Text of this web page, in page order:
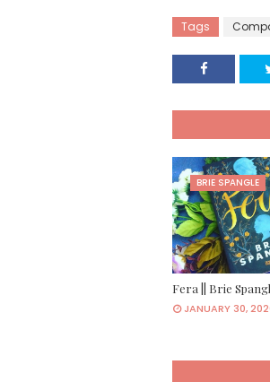
Tags
BRIE SPANGLE
Fera || Brie
JANUARY 30,